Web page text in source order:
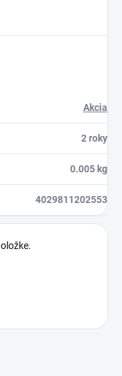
Akcia
2 roky
0.005 kg
4029811202553